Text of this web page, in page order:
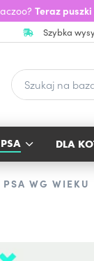
Teraz
Szybka
DLA
WG WIEKU